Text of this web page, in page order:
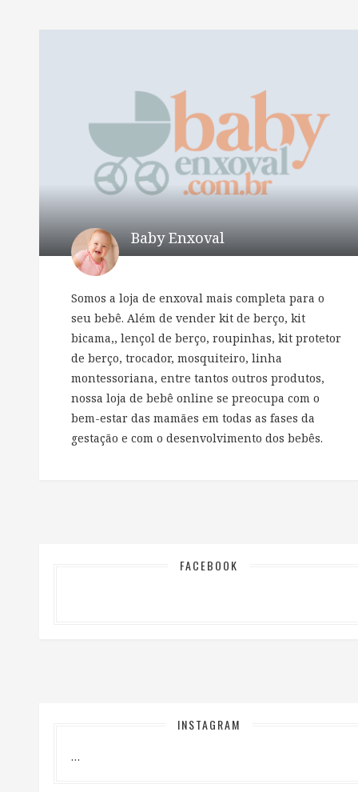
Baby Enxoval
Somos a loja de enxoval mais completa para o
seu bebê. Além de vender kit de berço, kit
bicama,, lençol de berço, roupinhas, kit protetor
de berço, trocador, mosquiteiro, linha
montessoriana, entre tantos outros produtos,
nossa loja de bebê online se preocupa com o
bem-estar das mamães em todas as fases da
gestação e com o desenvolvimento dos bebês.
FACEBOOK
INSTAGRAM
…